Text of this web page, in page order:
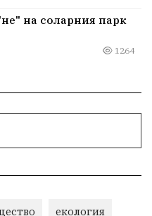
на соларния парк
1264
екология